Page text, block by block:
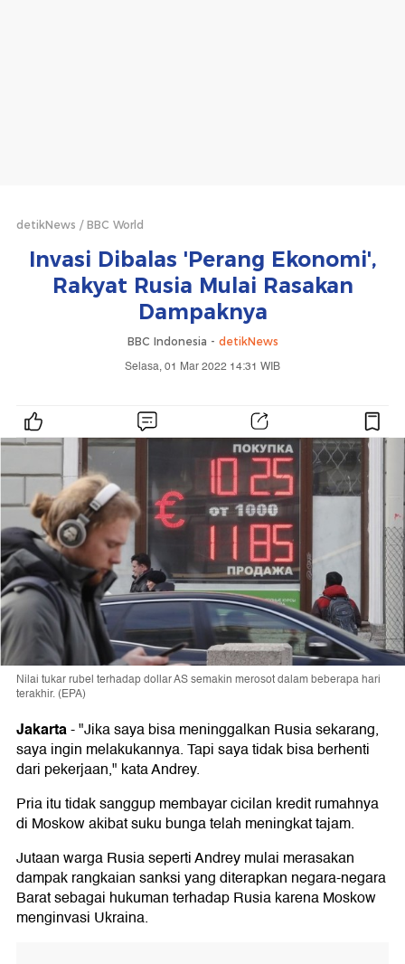
detikNews BBC World
Invasi Dibalas 'Perang Ekonomi',
Rakyat Rusia Mulai Rasakan
Dampaknya
BBC Indonesia - detikNews
Selasa, 01 Mar 2022 14:31 WIB
Nilai tukar rubel terhadap dollar AS semakin merosot dalam beberapa hari
terakhir. (EPA)
Jakarta-"Jika saya bisa meninggalkan Rusia sekarang,
saya ingin melakukannya. Tapi saya tidak bisa berhenti
dari pekerjaan," kata Andrey.
Pria itu tidak sanggup membayar cicilan kredit rumahnya
di Moskow akibat suku bunga telah meningkat tajam.
Jutaan warga Rusia seperti Andrey mulai merasakan
dampak rangkaian sanksi yang diterapkan negara-negara
Barat sebagai hukuman terhadap Rusia karena Moskow
menginvasi Ukraina.